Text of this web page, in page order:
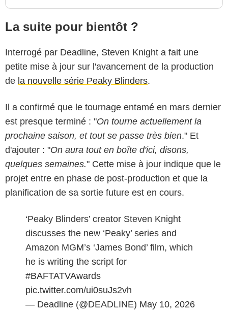
La suite pour bientôt ?
Interrogé par Deadline, Steven Knight a fait une
petite mise à jour sur l'avancement de la production
de la nouvelle série Peaky Blinders.
Il a confirmé que le tournage entamé en mars dernier
est presque terminé : "On tourne actuellement la
prochaine saison, et tout se passe très bien." Et
d'ajouter : "On aura tout en boîte d'ici, disons,
quelques semaines." Cette mise à jour indique que le
projet entre en phase de post-production et que la
planification de sa sortie future est en cours.
‘Peaky Blinders’ creator Steven Knight
discusses the new ‘Peaky’ series and
Amazon MGM’s ‘James Bond’ film, which
he is writing the script for
#BAFTATVAwards
pic.twitter.com/ui0suJs2vh
— Deadline (@DEADLINE) May 10, 2026